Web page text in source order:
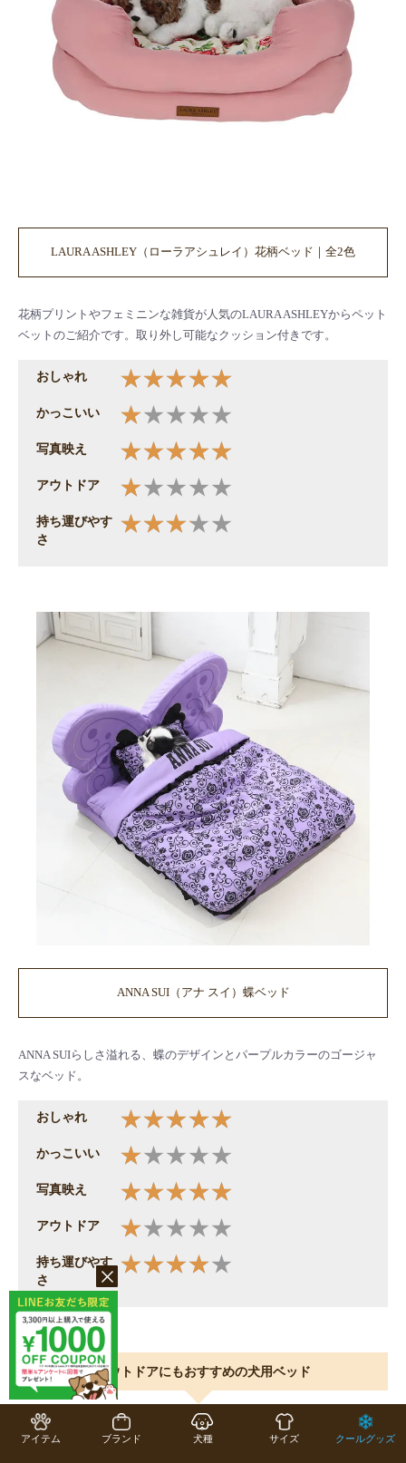
LAURA ASHLEY（ローラアシュレイ）花柄ベッド｜全2色
花柄プリントやフェミニンな雑貨が人気のLAURA ASHLEYからペット
ベットのご紹介です。取り外し可能なクッション付きです。
おしゃれ
かっこいい
写真映え
アウトドア
持ち運びやす
さ
ANNA SUI（アナ スイ）蝶ベッド
ANNA SUIらしさ溢れる、蝶のデザインとパープルカラーのゴージャ
スなベッド。
おしゃれ
かっこいい
写真映え
アウトドア
持ち運びやす
さ
アウトドアにもおすすめの犬用ベッド
アイテム ブランド 犬種 サイズ クールグッズ